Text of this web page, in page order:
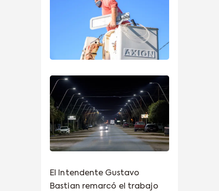
El Intendente Gustavo
Bastian remarcó el trabajo